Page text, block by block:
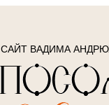
САЙТ ВАДИМА